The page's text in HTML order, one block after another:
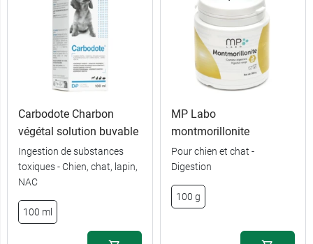
10 ml 15,49 €
24 ml
Carbodote Charbon
végétal solution buvable
Ingestion de substances
toxiques - Chien, chat, lapin,
NAC
100 ml
MP Labo
montmorillonite
Pour chien et chat -
Digestion
100 g